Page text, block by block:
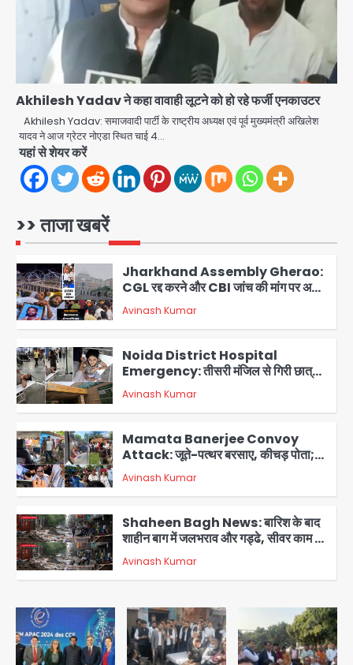
Akhilesh Yadav ने कहा वावाही लूटने को हो रहे फर्जी एनकाउटर
Akhilesh Yadav: समाजवादी पार्टी के राष्ट्रीय अध्यक्ष एवं पूर्व मुख्यमंत्री अखिलेश
यादव ने आज ग्रेटर नोएडा स्थित चाई 4…
यहां से शेयर करें
>> ताजा खबरें
Mamata Banerjee Convoy
Attack: जूते-पत्थर बरसाए, कीचड़ पोता;
बोलीं- ‘माथा फट जाता’
Avinash Kumar
5
Shaheen Bagh News: बारिश के बाद
शाहीन बाग में जलभराव और गड्ढे, सीवर काम से
लोग परेशान
Avinash Kumar
1
Second Monday of Sawan: सावन
2
Jharkhand Assembly Gherao:
CGL रद्द करने और CBI जांच की मांग पर अड़े
Avinash Kumar
3
Noida District Hospital
Emergency: तीसरी मंजिल से गिरी छात्रा
Avinash Kumar
4
Mamata Banerjee Convoy
Attack: जूते-पत्थर बरसाए, कीचड़ पोता;
Avinash Kumar
5
Shaheen Bagh News: बारिश के बाद
शाहीन बाग में जलभराव और गड्ढे, सीवर काम से
Avinash Kumar
1
Second Monday of Sawan: सावन
के दूसरे सोमवार पर शिवालयों में आस्था का
सैलाब
Avinash Kumar